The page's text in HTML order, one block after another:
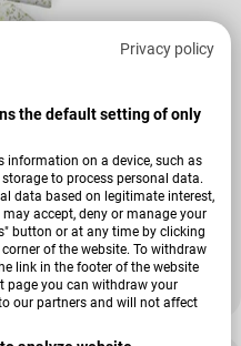
Privacy policy
the default setting of only
information on a device, such as
to process personal data.
data based on legitimate interest,
accept, deny or manage your
button or at any time by clicking
of the website. To withdraw
link in the footer of the website
page you can withdraw your
our partners and will not affect